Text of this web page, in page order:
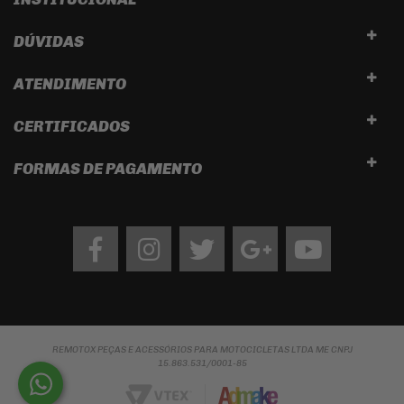
DÚVIDAS
ATENDIMENTO
CERTIFICADOS
FORMAS DE PAGAMENTO
FacebookInstagram twitter googleYoutube
REMOTOX PEÇAS E ACESSÓRIOS PARA MOTOCICLETAS LTDA ME CNPJ
15.863.531/0001-85